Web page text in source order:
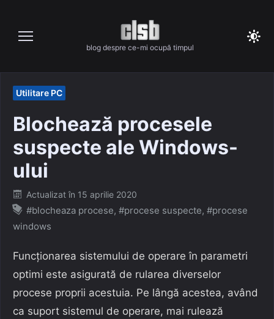
content
blog despre ce-mi ocupă timpul
Utilitare PC
Blochează procesele
suspecte ale Windows-
ului
Posted
on
Actualizat în 15 aprilie 2020
#blocheaza procese, #procese suspecte, #procese
windows
Funcționarea sistemului de operare în parametri
optimi este asigurată de rularea diverselor
procese proprii acestuia. Pe lângă acestea, având
ca suport sistemul de operare, mai rulează